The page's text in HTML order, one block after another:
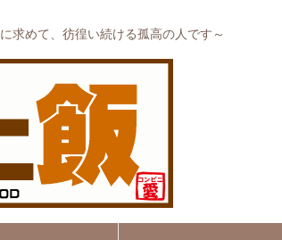
めて、彷徨い続ける孤高の人です～